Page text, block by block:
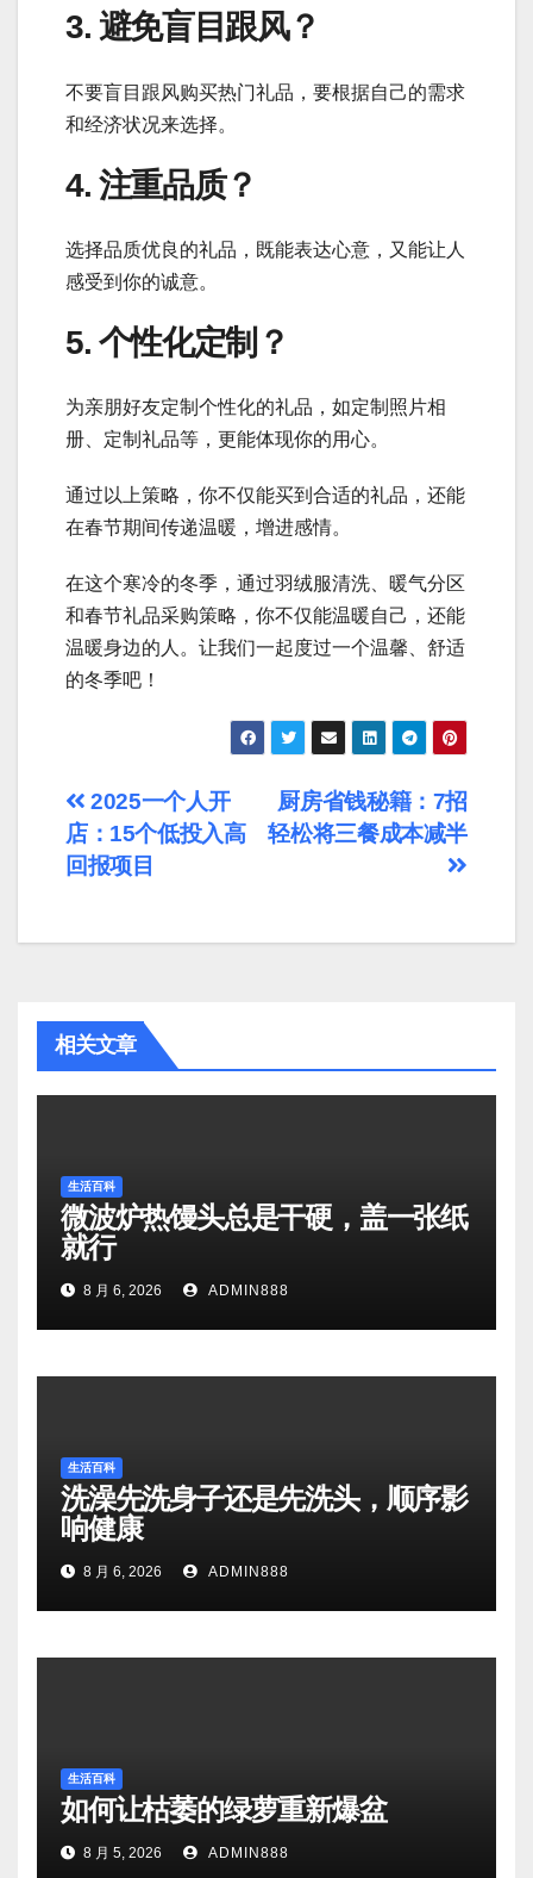
3. 避免盲目跟风？
不要盲目跟风购买热门礼品，要根据自己的需求
和经济状况来选择。
4. 注重品质？
选择品质优良的礼品，既能表达心意，又能让人
感受到你的诚意。
5. 个性化定制？
为亲朋好友定制个性化的礼品，如定制照片相
册、定制礼品等，更能体现你的用心。
通过以上策略，你不仅能买到合适的礼品，还能
在春节期间传递温暖，增进感情。
在这个寒冷的冬季，通过羽绒服清洗、暖气分区
和春节礼品采购策略，你不仅能温暖自己，还能
温暖身边的人。让我们一起度过一个温馨、舒适
的冬季吧！
文
章
航
厨房省钱秘籍：7招
轻松将三餐成本减半
2025一个人开
店：15个低投入高
回报项目
相关文章
生活百科
微波炉热馒头总是干硬，盖一张纸
就行
8 月 6, 2026 ADMIN888
生活百科
洗澡先洗身子还是先洗头，顺序影
响健康
8 月 6, 2026 ADMIN888
生活百科
如何让枯萎的绿萝重新爆盆
8 月 5, 2026 ADMIN888